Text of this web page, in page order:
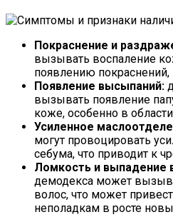
Покраснение и
вызывать воспаление
появлению
Появление высыпаний:
вызывать появление
коже, особенно в
Усиленное
могут провоцировать
себума, что приводит к
Ломкость и выпадение
демодекса может
волос, что может
неполадкам в росте